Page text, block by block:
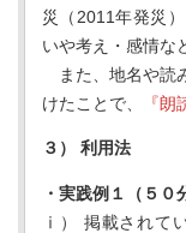
災（2011年発災
いや考え・感情な
また、地名や読
けたことで、
『朗
３ ） 利用法
・実践例１（５０
ⅰ） 掲載されて